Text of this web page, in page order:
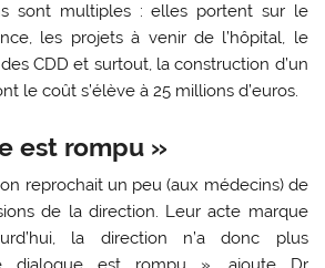
sont multiples : elles portent sur le
les projets à venir de l’hôpital, le
CDD et surtout, la construction d’un
le coût s’élève à 25 millions d’euros.
est rompu »
reprochait un peu (aux médecins) de
de la direction. Leur acte marque
la direction n’a donc plus